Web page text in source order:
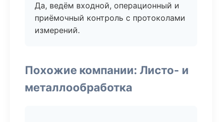
Да, ведём входной, операционный и
приёмочный контроль с протоколами
измерений.
Похожие компании: Листо- и
металлообработка